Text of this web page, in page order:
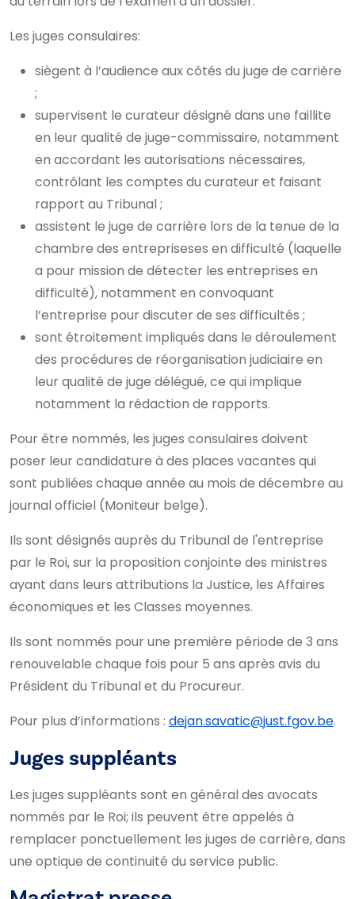
Les juges consulaires:
siègent à l’audience aux côtés du juge de carrière
;
supervisent le curateur désigné dans une faillite
en leur qualité de juge-commissaire, notamment
en accordant les autorisations nécessaires,
contrôlant les comptes du curateur et faisant
rapport au Tribunal ;
assistent le juge de carrière lors de la tenue de la
chambre des entrepriseses en difficulté (laquelle
a pour mission de détecter les entreprises en
difficulté), notamment en convoquant
l’entreprise pour discuter de ses difficultés ;
sont étroitement impliqués dans le déroulement
des procédures de réorganisation judiciaire en
leur qualité de juge délégué, ce qui implique
notamment la rédaction de rapports.
Pour être nommés, les juges consulaires doivent
poser leur candidature à des places vacantes qui
sont publiées chaque année au mois de décembre au
journal officiel (Moniteur belge).
Ils sont désignés auprès du Tribunal de l'entreprise
par le Roi, sur la proposition conjointe des ministres
ayant dans leurs attributions la Justice, les Affaires
économiques et les Classes moyennes.
Ils sont nommés pour une première période de 3 ans
renouvelable chaque fois pour 5 ans après avis du
Président du Tribunal et du Procureur.
Pour plus d’informations : dejan.savatic@just.fgov.be.
Juges suppléants
Les juges suppléants sont en général des avocats
nommés par le Roi; ils peuvent être appelés à
remplacer ponctuellement les juges de carrière, dans
une optique de continuité du service public.